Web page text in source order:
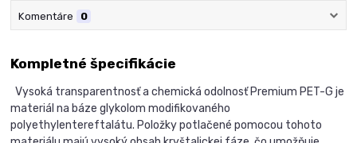
Komentáre 0
Kompletné špecifikácie
Vysoká transparentnosť a chemická odolnosť Premium PET-G je
materiál na báze glykolom modifikovaného
polyethylentereftalátu. Položky potlačené pomocou tohoto